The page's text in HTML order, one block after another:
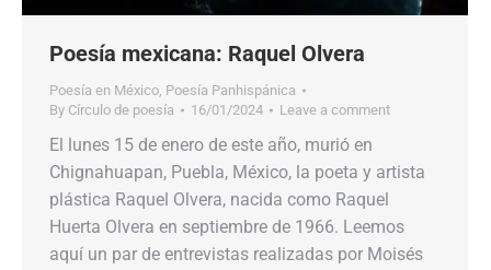
Poesía mexicana: Raquel Olvera
Poesía en México, Poesía Panhispánica
By Círculo de poesía 16/01/2024 Leave a comment
El lunes 15 de enero de este año, murió en
Chignahuapan, Puebla, México, la poeta y artista
plástica Raquel Olvera, nacida como Raquel
Huerta Olvera en septiembre de 1966. Leemos
aquí un par de entrevistas realizadas por Moisés